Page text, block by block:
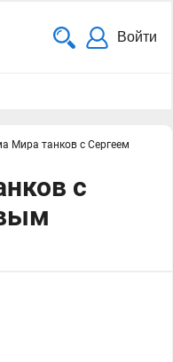
Войти
Мира танков с Сергеем
с